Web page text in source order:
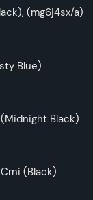
(mg6j4sx/a)
Blue)
Black)
Crni (Black)